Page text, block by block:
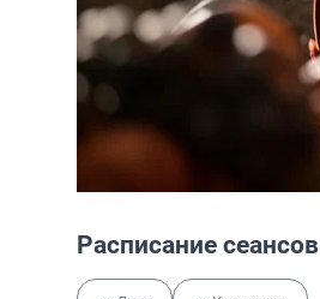
Расписание сеансов